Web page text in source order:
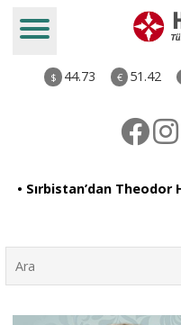
$ 44.73 € 51.42
• Sırbistan’dan